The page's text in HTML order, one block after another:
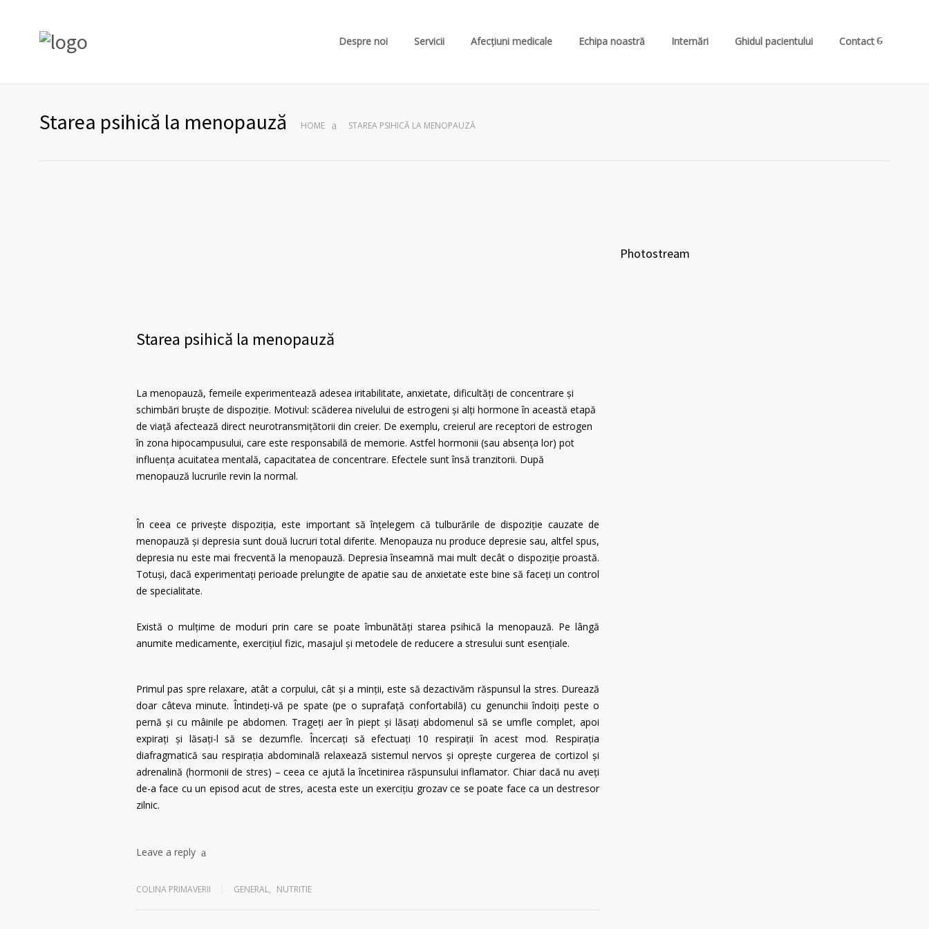
Despre noi Servicii Afecțiuni medicale Echipa noastră Internări Ghidul pacientului Contact
Starea psihică la menopauză HOME STAREA PSIHICĂ LA MENOPAUZĂ
Starea psihică la menopauză
La menopauză, femeile experimentează adesea iritabilitate, anxietate, dificultăți de concentrare și
schimbări bruște de dispoziție. Motivul: scăderea nivelului de estrogeni și alți hormone în această etapă
de viață afectează direct neurotransmițătorii din creier. De exemplu, creierul are receptori de estrogen
în zona hipocampusului, care este responsabilă de memorie. Astfel hormonii (sau absența lor) pot
influența acuitatea mentală, capacitatea de concentrare. Efectele sunt însă tranzitorii. După
menopauză lucrurile revin la normal.
În ceea ce privește dispoziția, este important să înțelegem că tulburările de dispoziție cauzate de
menopauză și depresia sunt două lucruri total diferite. Menopauza nu produce depresie sau, altfel spus,
depresia nu este mai frecventă la menopauză. Depresia înseamnă mai mult decât o dispoziție proastă.
Totuși, dacă experimentați perioade prelungite de apatie sau de anxietate este bine să faceți un control
de specialitate.
Există o mulțime de moduri prin care se poate îmbunătăți starea psihică la menopauză. Pe lângă
anumite medicamente, exercițiul fizic, masajul și metodele de reducere a stresului sunt esențiale.
Primul pas spre relaxare, atât a corpului, cât și a minții, este să dezactivăm răspunsul la stres. Durează
doar câteva minute. Întindeți-vă pe spate (pe o suprafață confortabilă) cu genunchii îndoiți peste o
pernă și cu mâinile pe abdomen. Trageți aer în piept și lăsați abdomenul să se umfle complet, apoi
expirați și lăsați-l să se dezumfle. Încercați să efectuați 10 respirații în acest mod. Respirația
diafragmatică sau respirația abdominală relaxează sistemul nervos și oprește curgerea de cortizol și
adrenalină (hormonii de stres) – ceea ce ajută la încetinirea răspunsului inflamator. Chiar dacă nu aveți
de-a face cu un episod acut de stres, acesta este un exercițiu grozav ce se poate face ca un destresor
zilnic.
Leave a reply
COLINA PRIMAVERII GENERAL, NUTRITIE
Photostream